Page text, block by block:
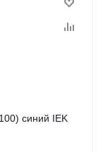
синий IEK